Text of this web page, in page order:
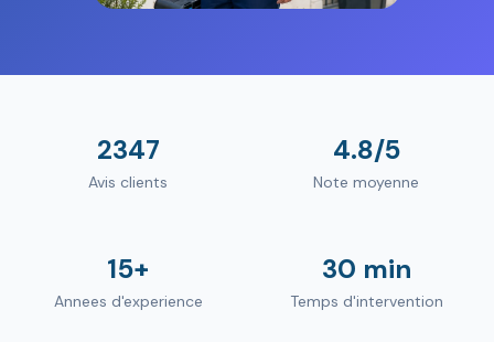
2347
Avis clients
4.8/5
Note moyenne
15+
Annees d'experience
30 min
Temps d'intervention